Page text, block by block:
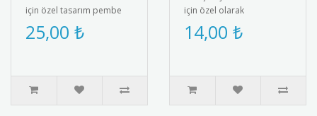
için özel tasarım pembe
kurdeleli kokart. Yüksek
kalite metal malzemeden..
25,00 ₺
için özel olarak
tasarlanmış bebek
magneti. Diş buğdayı
14,00 ₺